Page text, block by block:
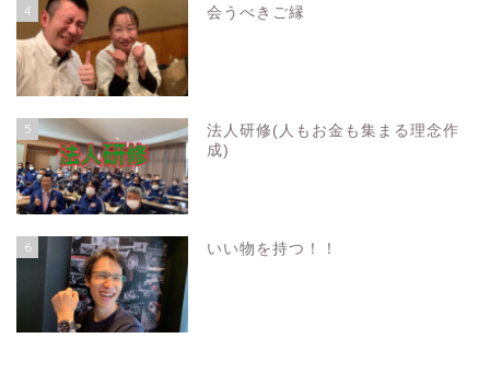
4 会うべきご縁
5
法人研修(人もお金も集まる理念作
成)
6 いい物を持つ！！